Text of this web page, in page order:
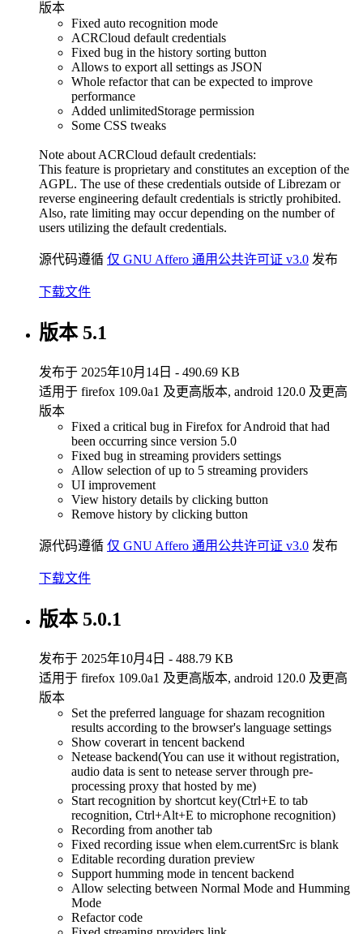
版本
Fixed auto recognition mode
ACRCloud default credentials
Fixed bug in the history sorting button
Allows to export all settings as JSON
Whole refactor that can be expected to improve
performance
Added unlimitedStorage permission
Some CSS tweaks
Note about ACRCloud default credentials:
This feature is proprietary and constitutes an exception of the
AGPL. The use of these credentials outside of Librezam or
reverse engineering default credentials is strictly prohibited.
Also, rate limiting may occur depending on the number of
users utilizing the default credentials.
源代码遵循 仅 GNU Affero 通用公共许可证 v3.0 发布
下载文件
版本 5.1
发布于 2025年10月14日 - 490.69 KB
适用于 firefox 109.0a1 及更高版本, android 120.0 及更高
版本
Fixed a critical bug in Firefox for Android that had
been occurring since version 5.0
Fixed bug in streaming providers settings
Allow selection of up to 5 streaming providers
UI improvement
View history details by clicking button
Remove history by clicking button
源代码遵循 仅 GNU Affero 通用公共许可证 v3.0 发布
下载文件
版本 5.0.1
发布于 2025年10月4日 - 488.79 KB
适用于 firefox 109.0a1 及更高版本, android 120.0 及更高
版本
Set the preferred language for shazam recognition
results according to the browser's language settings
Show coverart in tencent backend
Netease backend(You can use it without registration,
audio data is sent to netease server through pre-
processing proxy that hosted by me)
Start recognition by shortcut key(Ctrl+E to tab
recognition, Ctrl+Alt+E to microphone recognition)
Recording from another tab
Fixed recording issue when elem.currentSrc is blank
Editable recording duration preview
Support humming mode in tencent backend
Allow selecting between Normal Mode and Humming
Mode
Refactor code